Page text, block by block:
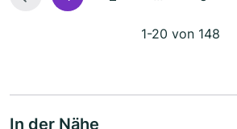
1-20 von 148
In der Nähe